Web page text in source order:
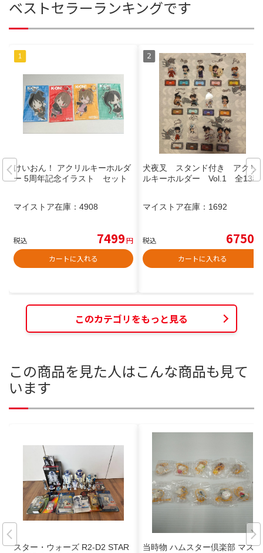
ベストセラーランキングです
けいおん！ アクリルキーホルダ
ー 5周年記念イラスト セット
マイストア在庫： 4908
税込 7499円
カートに入れる
犬夜叉 スタンド付き アクリ
ルキーホルダー Vol.1 全13種
マイストア在庫： 1692
税込 6750
カートに入れる
このカテゴリをもっと見る
この商品を見た人はこんな商品も見て
います
スター・ウォーズ R2-D2 STAR
当時物 ハムスター倶楽部 マスコ